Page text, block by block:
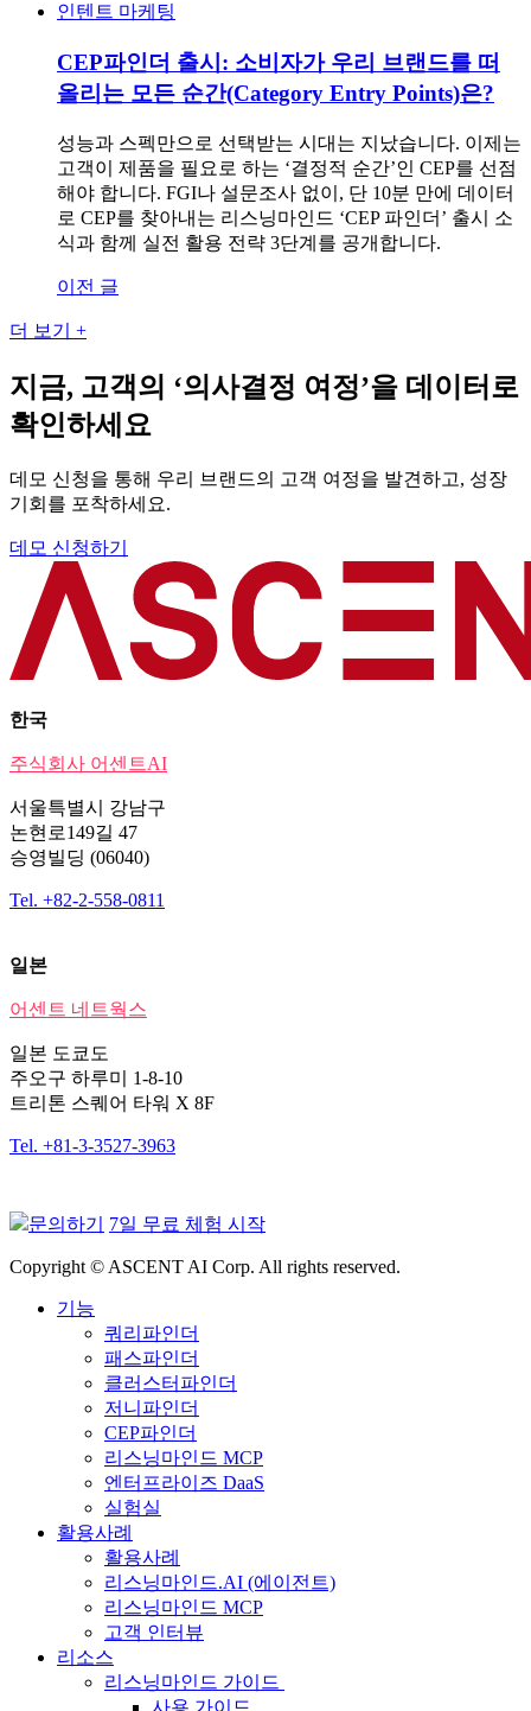
인텐트 마케팅
CEP파인더 출시: 소비자가 우리 브랜드를 떠
올리는 모든 순간(Category Entry Points)은?
성능과 스펙만으로 선택받는 시대는 지났습니다. 이제는
고객이 제품을 필요로 하는 ‘결정적 순간’인 CEP를 선점
해야 합니다. FGI나 설문조사 없이, 단 10분 만에 데이터
로 CEP를 찾아내는 리스닝마인드 ‘CEP 파인더’ 출시 소
식과 함께 실전 활용 전략 3단계를 공개합니다.
글
탐
색
이전 글
더 보기 +
지금, 고객의 ‘의사결정 여정’을 데이터로
확인하세요
데모 신청을 통해 우리 브랜드의 고객 여정을 발견하고, 성장
기회를 포착하세요.
데모 신청하기
한국
주식회사 어센트AI
서울특별시 강남구
논현로149길 47
승영빌딩 (06040)
Tel. +82-2-558-0811
일본
어센트 네트웍스
일본 도쿄도
주오구 하루미 1-8-10
트리톤 스퀘어 타워 X 8F
Tel. +81-3-3527-3963
문의하기 7일 무료 체험 시작
Copyright © ASCENT AI Corp. All rights reserved.
기능
쿼리파인더
패스파인더
클러스터파인더
저니파인더
CEP파인더
리스닝마인드 MCP
엔터프라이즈 DaaS
실험실
활용사례
활용사례
리스닝마인드.AI (에이전트)
리스닝마인드 MCP
고객 인터뷰
리소스
리스닝마인드 가이드
사용 가이드